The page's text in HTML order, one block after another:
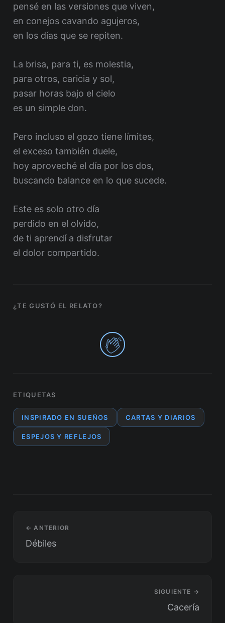
pensé en las versiones que viven,
en conejos cavando agujeros,
en los días que se repiten.
La brisa, para ti, es molestia,
para otros, caricia y sol,
pasar horas bajo el cielo
es un simple don.
Pero incluso el gozo tiene límites,
el exceso también duele,
hoy aproveché el día por los dos,
buscando balance en lo que sucede.
Este es solo otro día
perdido en el olvido,
de ti aprendí a disfrutar
el dolor compartido.
¿TE GUSTÓ EL RELATO?
ETIQUETAS
INSPIRADO EN SUEÑOS CARTAS Y DIARIOS
ESPEJOS Y REFLEJOS
← ANTERIOR
Débiles
SIGUIENTE →
Cacería